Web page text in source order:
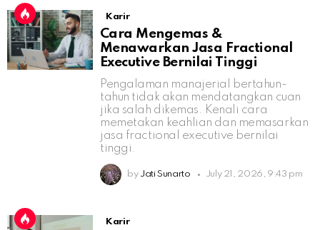
Karir
Cara Mengemas &
Menawarkan Jasa Fractional
Executive Bernilai Tinggi
Pengalaman manajerial bertahun-
tahun tidak akan mendatangkan cuan
jika salah dikemas. Kenali cara
memetakan keahlian dan memasarkan
jasa fractional executive bernilai
tinggi.
by Jati Sunarto July 21, 2026, 9:43 pm
Karir